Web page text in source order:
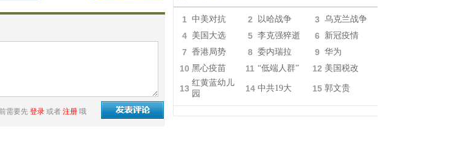
需要先 登录 或者 注册 哦
1 中美对抗 2 以哈战争 3 乌克兰战争
4 美国大选 5 李克强猝逝 6 新冠疫情
7 香港局势 8 委内瑞拉 9 华为
10 黑心疫苗 11 “低端人群” 12 美国税改
13
红黄蓝幼儿
园
14 中共19大 15 郭文贵